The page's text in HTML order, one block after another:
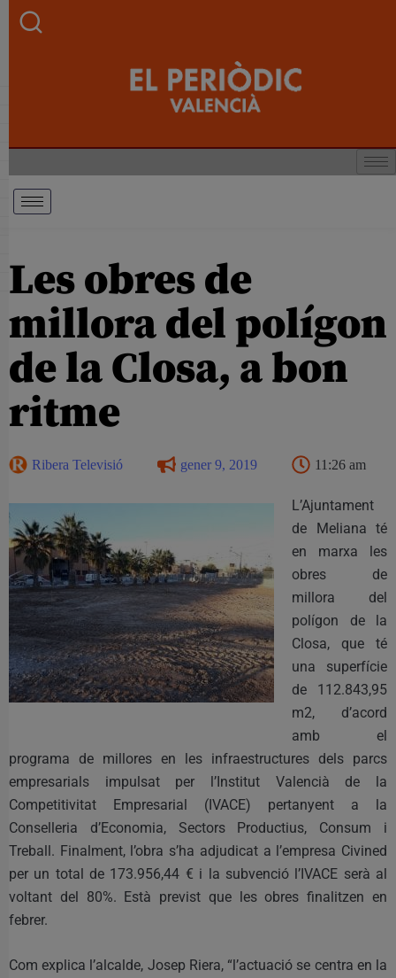
Les obres de
millora del polígon
de la Closa, a bon
ritme
Ribera Televisió gener 9, 2019 11:26 am
L’Ajuntament
de Meliana té
en marxa les
obres de
millora del
polígon de la
Closa, que té
una superfície
de 112.843,95
m2, d’acord
amb el
programa de millores en les infraestructures dels parcs
empresarials impulsat per l’Institut Valencià de la
Competitivitat Empresarial (IVACE) pertanyent a la
Conselleria d’Economia, Sectors Productius, Consum i
Treball. Finalment, l’obra s’ha adjudicat a l’empresa Civined
per un total de 173.956,44 € i la subvenció l’IVACE serà al
voltant del 80%. Està previst que les obres finalitzen en
febrer.
Com explica l’alcalde, Josep Riera, “l’actuació se centra en la